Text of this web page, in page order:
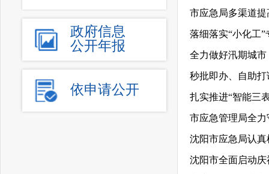
政府信息
公开年报
依申请公开
市应急局多渠道
全力做好汛期城
扎实推进“智能三
市应急管理局全
沈阳市应急局认
沈阳市全面启动